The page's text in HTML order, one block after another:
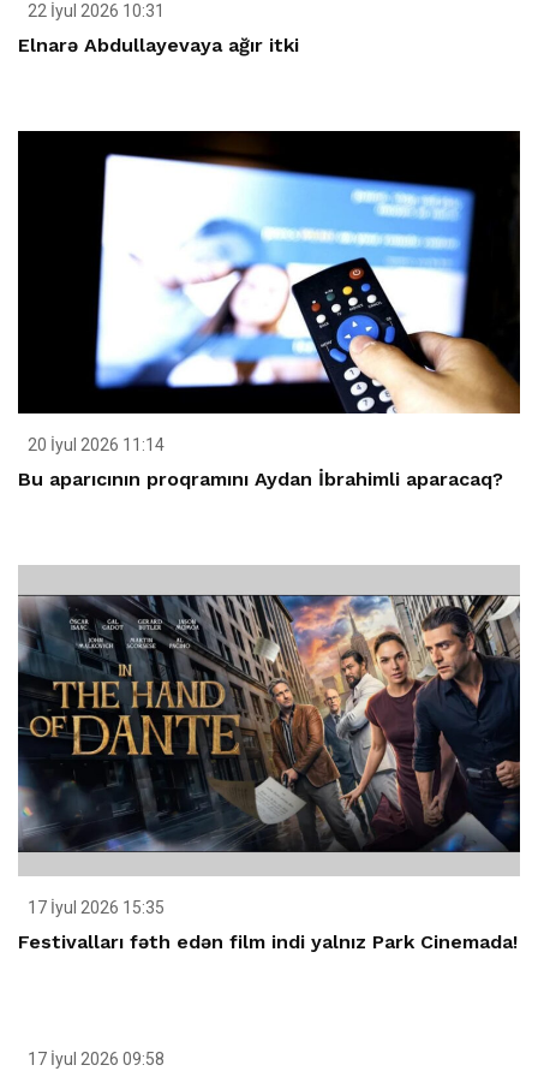
22 İyul 2026 10:31
Elnarə Abdullayevaya ağır itki
20 İyul 2026 11:14
Bu aparıcının proqramını Aydan İbrahimli aparacaq?
17 İyul 2026 15:35
Festivalları fəth edən film indi yalnız Park Cinemada!
17 İyul 2026 09:58